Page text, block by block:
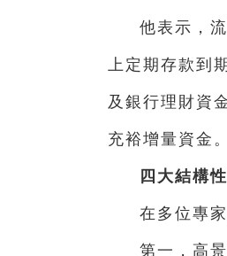
他表示，
上定期存款到
及銀行理財資
充裕增量資金。
四大結構
在多位專
第一，高